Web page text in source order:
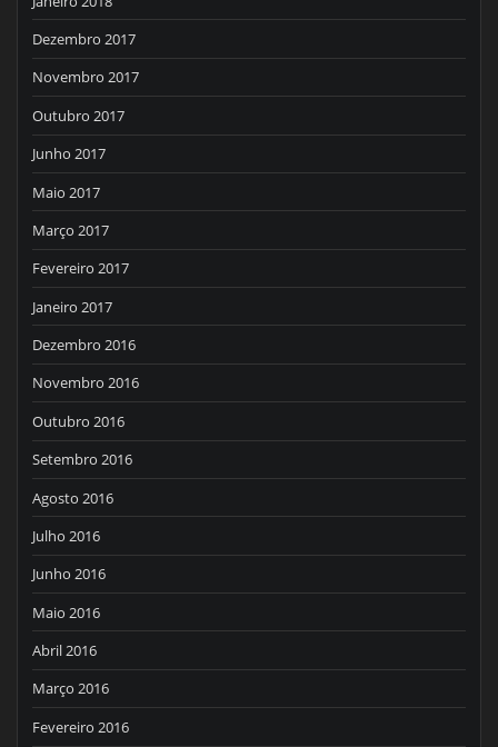
Dezembro 2017
Novembro 2017
Outubro 2017
Junho 2017
Maio 2017
Março 2017
Fevereiro 2017
Janeiro 2017
Dezembro 2016
Novembro 2016
Outubro 2016
Setembro 2016
Agosto 2016
Julho 2016
Junho 2016
Maio 2016
Abril 2016
Março 2016
Fevereiro 2016